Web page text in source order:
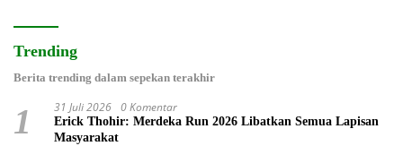
Trending
Berita trending dalam sepekan terakhir
1 31 Juli 2026 0 Komentar
Erick Thohir: Merdeka Run 2026 Libatkan Semua Lapisan
Masyarakat